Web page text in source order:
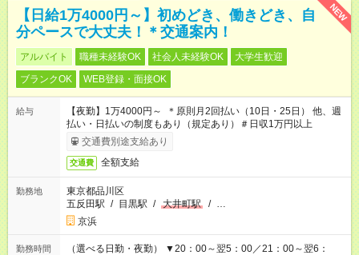
NEW
【日給1万4000円～】初めどき、働きどき、自
分ペースで大丈夫！＊交通案内！
アルバイト 職種未経験OK 社会人未経験OK
大学生歓迎
ブランクOK
WEB登録・面接OK
給与
【夜勤】1万4000円～ ＊原則月2回払い（10日・25日） 他、週
払い・日払いの制度もあり（規定あり）＃日収1万円以上
交通費別途支給あり
交通費 全額支給
勤務地
東京都品川区
五反田駅 / 目黒駅 / 大井町駅 / …
京浜
勤務時間
（選べる日勤・夜勤） ▼20：00～翌5：00／21：00～翌6：